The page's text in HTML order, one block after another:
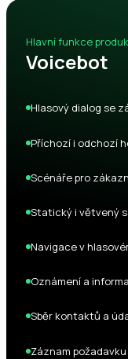
Hlavní funkce
Voicebot
Hlasový dialog se
Příchozí i odchozí
Scénáře pro
Statický i větvený
Navigace v
Oznámení a
Sběr kontaktů a
Záznam